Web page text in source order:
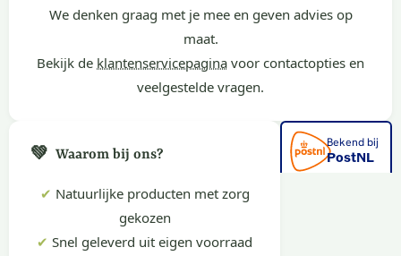
We denken graag met je mee en geven advies op
maat.
Bekijk de klantenservicepagina voor contactopties en
veelgestelde vragen.
💚 Waarom bij ons?
✔ Natuurlijke producten met zorg
gekozen
✔ Snel geleverd uit eigen voorraad